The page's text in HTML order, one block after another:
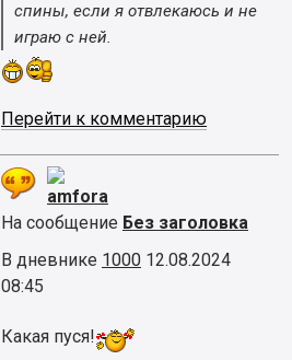
спины, если я отвлекаюсь и не
играю с ней.
Перейти к комментарию
amfora
На сообщение Без заголовка
В дневнике 1000 12.08.2024
08:45
Какая пуся!